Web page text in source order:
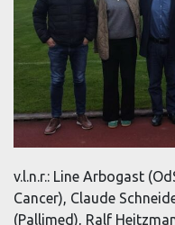
v.l.n.r.: Line Arbogast
Cancer), Claude
(Pallimed), Ralf